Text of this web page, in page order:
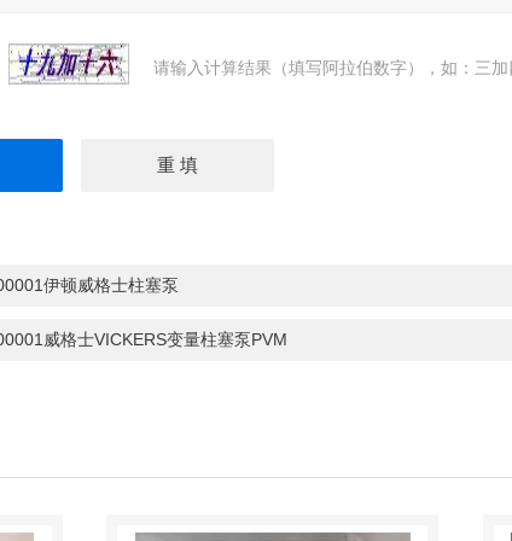
请输入计算结果（填写阿拉伯数字），如：三加
伊顿威格士柱塞泵
威格士VICKERS变量柱塞泵PVM